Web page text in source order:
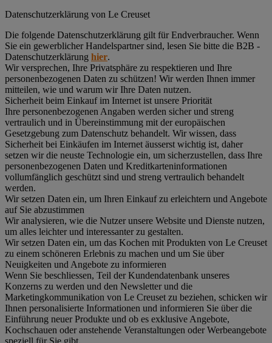
Datenschutz­erklärung von Le Creuset
Die folgende Datenschutzerklärung gilt für Endverbraucher. Wenn
Sie ein gewerblicher Handelspartner sind, lesen Sie bitte die B2B -
Datenschutzerklärung hier.
Wir versprechen, Ihre Privatsphäre zu respektieren und Ihre
personenbezogenen Daten zu schützen! Wir werden Ihnen immer
mitteilen, wie und warum wir Ihre Daten nutzen.
Sicherheit beim Einkauf im Internet ist unsere Priorität
Ihre personenbezogenen Angaben werden sicher und streng
vertraulich und in Übereinstimmung mit der europäischen
Gesetzgebung zum Datenschutz behandelt. Wir wissen, dass
Sicherheit bei Einkäufen im Internet äusserst wichtig ist, daher
setzen wir die neuste Technologie ein, um sicherzustellen, dass Ihre
personenbezogenen Daten und Kreditkarteninformationen
vollumfänglich geschützt sind und streng vertraulich behandelt
werden.
Wir setzen Daten ein, um Ihren Einkauf zu erleichtern und Angebote
auf Sie abzustimmen
Wir analysieren, wie die Nutzer unsere Website und Dienste nutzen,
um alles leichter und interessanter zu gestalten.
Wir setzen Daten ein, um das Kochen mit Produkten von Le Creuset
zu einem schöneren Erlebnis zu machen und um Sie über
Neuigkeiten und Angebote zu informieren
Wenn Sie beschliessen, Teil der Kundendatenbank unseres
Konzerns zu werden und den Newsletter und die
Marketingkommunikation von Le Creuset zu beziehen, schicken wir
Ihnen personalisierte Informationen und informieren Sie über die
Einführung neuer Produkte und ob es exklusive Angebote,
Kochschauen oder anstehende Veranstaltungen oder Werbeangebote